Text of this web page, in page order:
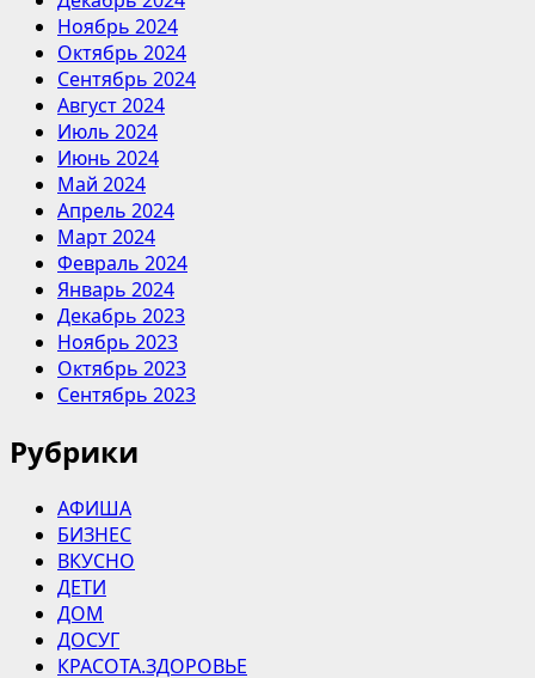
Ноябрь 2024
Октябрь 2024
Сентябрь 2024
Август 2024
Июль 2024
Июнь 2024
Май 2024
Апрель 2024
Март 2024
Февраль 2024
Январь 2024
Декабрь 2023
Ноябрь 2023
Октябрь 2023
Сентябрь 2023
Рубрики
АФИША
БИЗНЕС
ВКУСНО
ДЕТИ
ДОМ
ДОСУГ
КРАСОТА.ЗДОРОВЬЕ